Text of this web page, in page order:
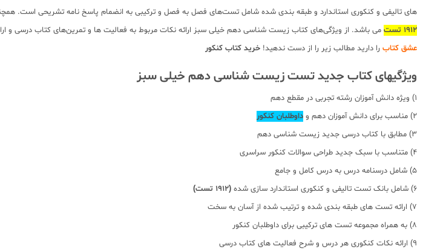
های تالیفی و کنکوری استاندارد و طبقه بندی شده شامل تست‌های فصل به فصل و ترکیبی به انضمام پاسخ نامه تشریحی است.
1912 تست می باشد. از ویژگی‌های کتاب زیست شناسی دهم خیلی سبز ارائه نکات مربوط به فعالیت ها و تمرین‌های کتاب درسی و
عشق کتاب را دارید مطالب زیر را از دست ندهید! خرید کتاب کنکور
ویژگیهای کتاب جدید تست زیست شناسی دهم خیلی سبز
1) ویژه دانش آموزان رشته تجربی در مقطع دهم
2) مناسب برای دانش آموزان دهم و
داوطلبان کنکور
3) مطابق با کتاب درسی جدید زیست شناسی دهم
4) متناسب با سبک جدید طراحی سوالات کنکور سراسری
5) شامل درسنامه درس به درس کامل و جامع
6) شامل بانک تست تالیفی و کنکوری استاندارد سازی شده
(1912 تست)
7) ارائه تست های طبقه بندی شده و ترتیب شده از آسان به سخت
8) به همراه مجموعه تست های ترکیبی برای داوطلبان کنکور
9) ارائه نکات کنکوری هر درس و شرح فعالیت های کتاب درسی